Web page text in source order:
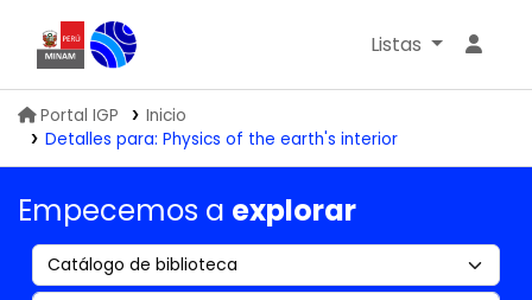
Biblioteca IGP
Listas
Portal IGP
Inicio
Detalles para: Physics of the earth's interior
Empecemos a explorar